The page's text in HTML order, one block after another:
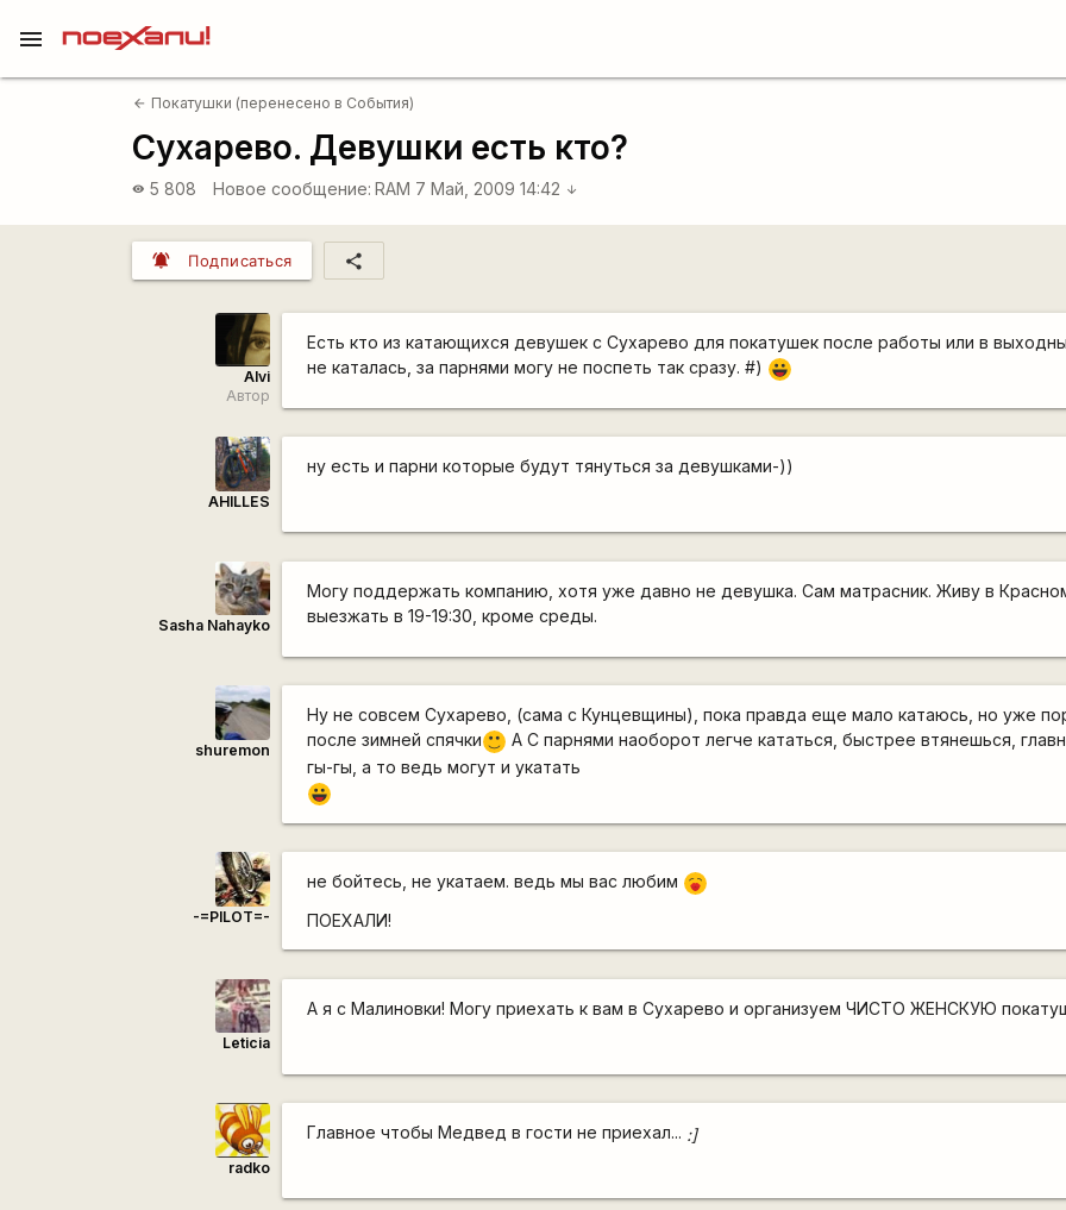
menu
arrow_back Покатушки (перенесено в События)
Сухарево. Девушки есть кто?
visibility 5 808 Новое сообщение: RAM 7 Май, 2009 14:42 arrow_downward
notifications_active Подписаться share
Alvi
Автор
Есть кто из катающихся девушек с Сухарево для покатушек после работы или в
не каталась, за парнями могу не поспеть так сразу. #) |-))
AHILLES
ну есть и парни которые будут тянуться за девушками-))
Sasha Nahayko
Могу поддержать компанию, хотя уже давно не девушка. Сам матрасник. Живу в
выезжать в 19-19:30, кроме среды.
shuremon
Ну не совсем Сухарево, (сама с Кунцевщины), пока правда еще мало катаюсь, но уже
после зимней спячки :) А С парнями наоборот легче кататься, быстрее втянешься,
гы-гы, а то ведь могут и укатать
|-))
-=PILOT=-
не бойтесь, не укатаем. ведь мы вас любим :-*
ПОЕХАЛИ!
Leticia
А я с Малиновки! Могу приехать к вам в Сухарево и организуем ЧИСТО ЖЕНСКУЮ
radko
Главное чтобы Медвед в гости не приехал... :]